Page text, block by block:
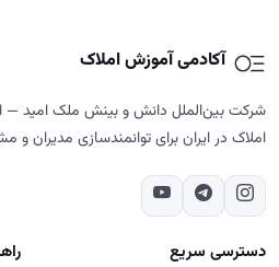
آکادمی آموزش املاک
شرکت بین‌الملل دانش و بینش ملک امید
املاک در ایران برای توانمندسازی مدیران و
دسترسی سریع